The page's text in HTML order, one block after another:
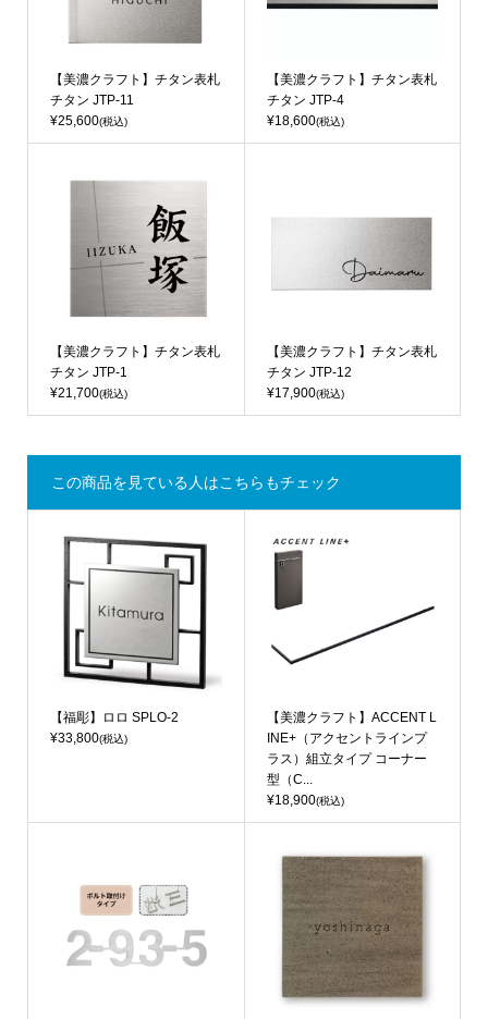
【美濃クラフト】チタン表札
チタン JTP-11
¥25,600(税込)
【美濃クラフト】チタン表札
チタン JTP-4
¥18,600(税込)
【美濃クラフト】チタン表札
チタン JTP-1
¥21,700(税込)
【美濃クラフト】チタン表札
チタン JTP-12
¥17,900(税込)
この商品を見ている人はこちらもチェック
【福彫】ロロ SPLO-2
¥33,800(税込)
【美濃クラフト】ACCENT L
INE+（アクセントラインプ
ラス）組立タイプ コーナー
型（C...
¥18,900(税込)